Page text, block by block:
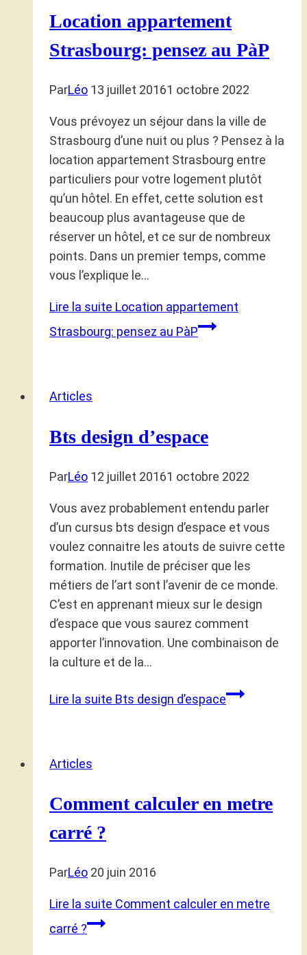
Location appartement
Strasbourg: pensez au PàP
ParLéo 13 juillet 20161 octobre 2022
Vous prévoyez un séjour dans la ville de
Strasbourg d’une nuit ou plus ? Pensez à la
location appartement Strasbourg entre
particuliers pour votre logement plutôt
qu’un hôtel. En effet, cette solution est
beaucoup plus avantageuse que de
réserver un hôtel, et ce sur de nombreux
points. Dans un premier temps, comme
vous l’explique le…
Lire la suite Location appartement
Strasbourg: pensez au PàP
Articles
Bts design d’espace
ParLéo 12 juillet 20161 octobre 2022
Vous avez probablement entendu parler
d’un cursus bts design d’espace et vous
voulez connaitre les atouts de suivre cette
formation. Inutile de préciser que les
métiers de l’art sont l’avenir de ce monde.
C’est en apprenant mieux sur le design
d’espace que vous saurez comment
apporter l’innovation. Une combinaison de
la culture et de la…
Lire la suite Bts design d’espace
Articles
Comment calculer en metre
carré ?
ParLéo 20 juin 2016
Lire la suite Comment calculer en metre
carré ?